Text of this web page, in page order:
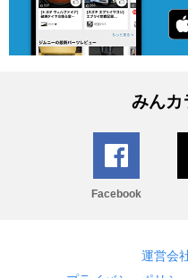
みんカ
Facebook
運営会